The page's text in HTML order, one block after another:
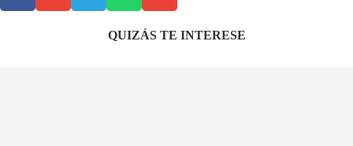
QUIZÁS TE INTERESE